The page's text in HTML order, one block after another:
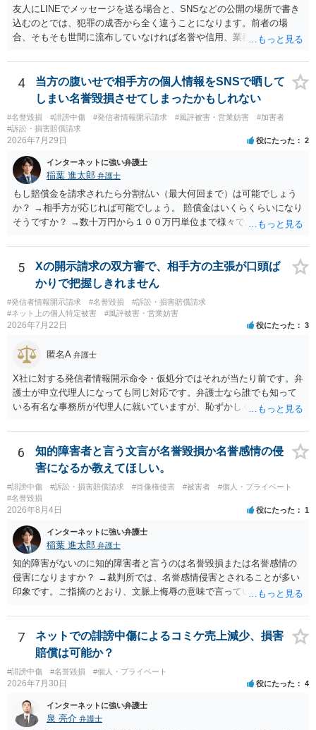
友人にLINEでメッセージを送る場合と、SNSなどの公開の場所で書き
込むのとでは、犯罪の成否から全く違うことになります。前者の場
合、そもそも世間に流布していなければ名誉や信用、業務にかかる犯
4
当方の腹いせで相手方の個人情報をSNSで晒して
しまい名誉毀損させてしまったかもしれない
#名誉毀損 #誹謗中傷 #発信者情報開示請求 #風評被害・営業妨害
#加害者
#訴訟・損害賠償請求
2026年7月29日 役にたった 2
インターネットに強い弁護士
稲葉 進太郎 弁護士
もし賠償金を請求されたら分割払い（最大何回まで）は可能でしょう
か？ →相手方が応じれば可能でしょう。 賠償金はいくらくらいになり
そうですか？ →数十万円から１００万円単位まで様々であり、不明で
渉が行われ、双方合意に至れば支払が開始され、決裂して相手方が訴
訟提起を選択すれば訴訟の中で解決がなされる流れが通常です。
5
Xの開示請求の双方審で、相手方の主張が口頭ば
かりで把握しきれません
#発信者情報開示請求 #名誉毀損
#訴訟・損害賠償請求
#ネット上の個人特定被害
#風評被害・営業妨害
2026年7月22日 役にたった 3
匿名A 弁護士
X社に対する発信者情報開示命令・仮処分ではそれが当たり前です。弁
護士が申立代理人になっても同じ対応です。弁護士なら誰でも知って
いる有名な事務所が代理人に就いていますが、恥ずかしくないのだろ
6
知的障害者と言う文言が名誉毀損か名誉感情の侵
害になるか教えてほしい。
#誹謗中傷 #訴訟・損害賠償請求 #肖像権侵害 #被害者
#個人・プライベート
#名誉毀損
2026年8月4日 役にたった 1
インターネットに強い弁護士
稲葉 進太郎 弁護士
知的障害がないのに知的障害者と言うのは名誉毀損または名誉感情の
侵害になりますか？ →裁判所では、名誉感情侵害とされることが多い
印象です。ご指摘のとおり、文脈上侮辱の意味で言っている点も加味
7
ネットでの誹謗中傷によるコミケ売上減少、損害
賠償は可能か？
#誹謗中傷 #名誉毀損 #個人・プライベート
2026年7月30日 役にたった 4
インターネットに強い弁護士
泉 亮介 弁護士